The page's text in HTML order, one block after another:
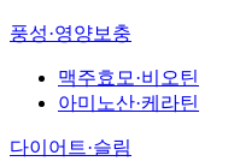
풍성·영양보충
맥주효모·비오틴
아미노산·케라틴
다이어트·슬림